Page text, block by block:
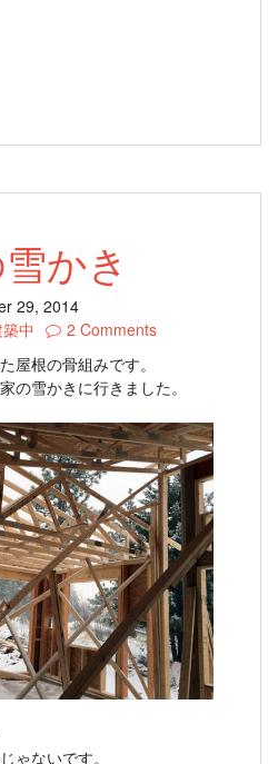
かき
29, 2014
中
2 Comments
屋根の骨組みです。
の雪かきに行きました。
ゃないです。